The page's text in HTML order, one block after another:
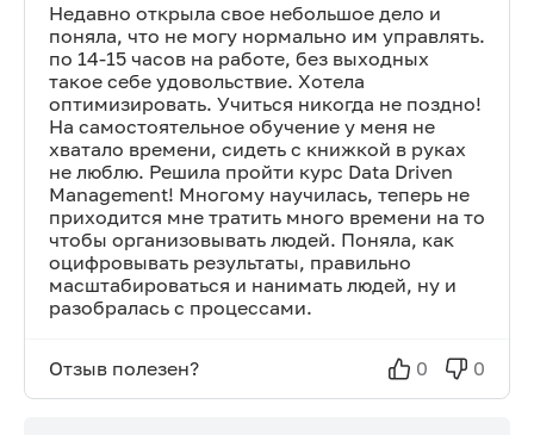
Недавно открыла свое небольшое дело и
поняла, что не могу нормально им управлять.
по 14-15 часов на работе, без выходных
такое себе удовольствие. Хотела
оптимизировать. Учиться никогда не поздно!
На самостоятельное обучение у меня не
хватало времени, сидеть с книжкой в руках
не люблю. Решила пройти курс Data Driven
Management! Многому научилась, теперь не
приходится мне тратить много времени на то
чтобы организовывать людей. Поняла, как
оцифровывать результаты, правильно
масштабироваться и нанимать людей, ну и
разобралась с процессами.
Отзыв полезен? 0 0